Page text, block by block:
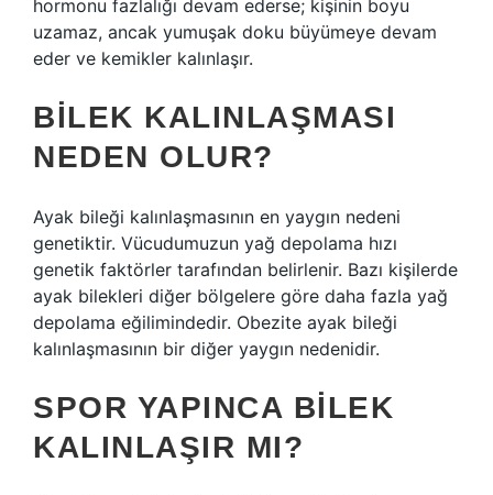
hormonu fazlalığı devam ederse; kişinin boyu
uzamaz, ancak yumuşak doku büyümeye devam
eder ve kemikler kalınlaşır.
BILEK KALINLAŞMASI
NEDEN OLUR?
Ayak bileği kalınlaşmasının en yaygın nedeni
genetiktir. Vücudumuzun yağ depolama hızı
genetik faktörler tarafından belirlenir. Bazı kişilerde
ayak bilekleri diğer bölgelere göre daha fazla yağ
depolama eğilimindedir. Obezite ayak bileği
kalınlaşmasının bir diğer yaygın nedenidir.
SPOR YAPINCA BILEK
KALINLAŞIR MI?